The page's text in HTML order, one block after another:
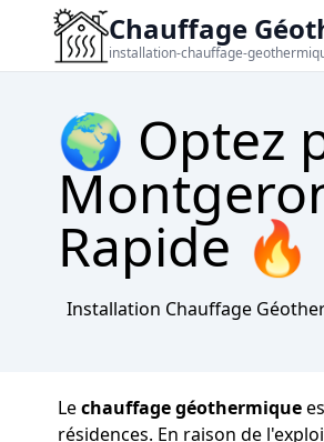
Chauffage
installation-chauffage-
🌍 Optez
Rapide 🔥
Installation Chauffage
Lechauffage géothermique
résidences. En raison de